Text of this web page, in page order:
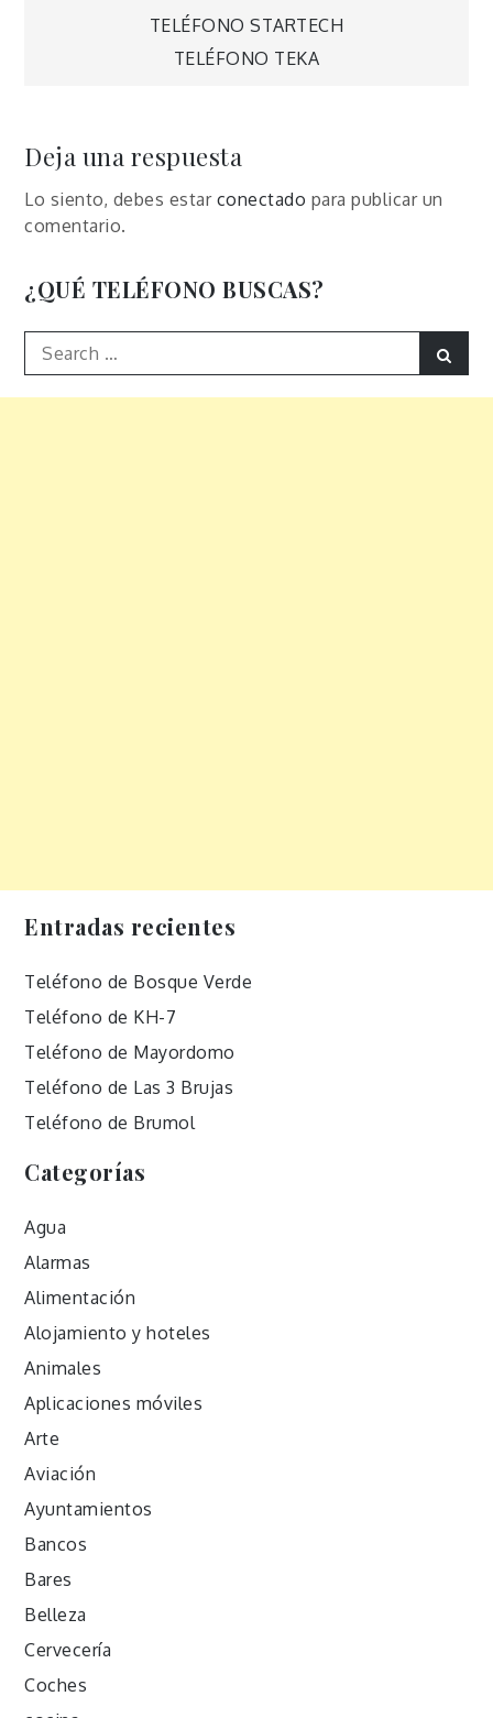
Navegación
entradas
TELÉFONO STARTECH
TELÉFONO TEKA
Deja una respuesta
Lo siento, debes estar conectado para publicar un
comentario.
¿QUÉ TELÉFONO BUSCAS?
Search
for:
Entradas recientes
Teléfono de Bosque Verde
Teléfono de KH-7
Teléfono de Mayordomo
Teléfono de Las 3 Brujas
Teléfono de Brumol
Categorías
Agua
Alarmas
Alimentación
Alojamiento y hoteles
Animales
Aplicaciones móviles
Arte
Aviación
Ayuntamientos
Bancos
Bares
Belleza
Cervecería
Coches